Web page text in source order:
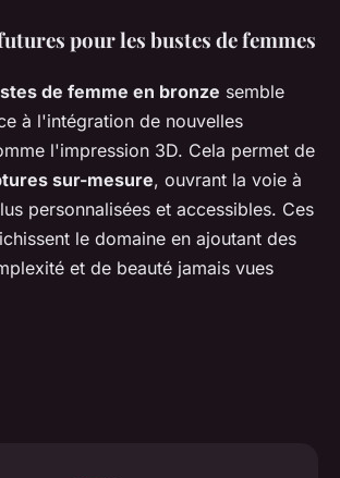
pour les bustes de femmes
de femme en bronze semble
à l'intégration de nouvelles
l'impression 3D. Cela permet de
sur-mesure, ouvrant la voie à
personnalisées et accessibles. Ces
le domaine en ajoutant des
et de beauté jamais vues